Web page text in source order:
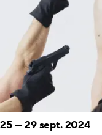
25—29 sept. 2024